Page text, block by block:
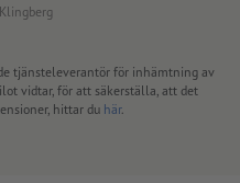
Klingberg
tjänsteleverantör för inhämtning av
vidtar, för att säkerställa, att det
hittar du här.